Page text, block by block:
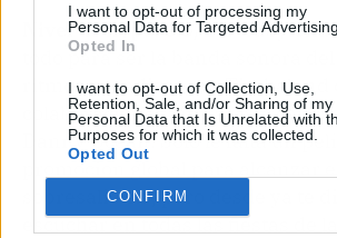
I want to opt-out of processing my
Personal Data for Targeted Advertising.
Opted In
I want to opt-out of Collection, Use,
Retention, Sale, and/or Sharing of my
Personal Data that Is Unrelated with
Purposes for which it was collected.
Opted Out
CONFIRM
Nivel de hype: 8.5/10.'babylona
todo para ser la banda sonora del
ritmos pegadizos, un Timbaland
colaboraciones latinas y la
Danny Ocean. Solo le falta un
promoción global para alcanzar el
sobresaliente, pero desde ya te
escuchar en todas las fiestas de